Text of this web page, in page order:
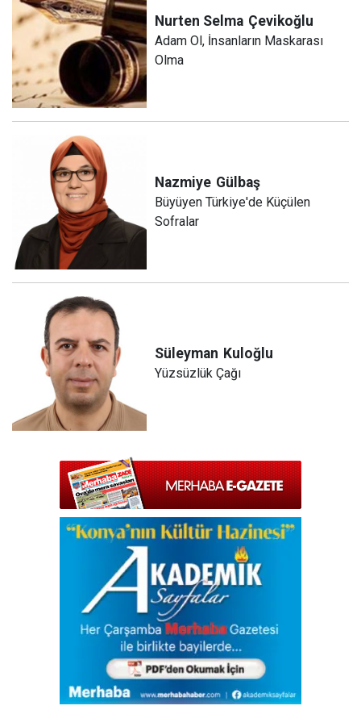
Nurten Selma Çevikoğlu
Adam Ol, İnsanların Maskarası
Olma
Nazmiye Gülbaş
Büyüyen Türkiye'de Küçülen
Sofralar
Süleyman Kuloğlu
Yüzsüzlük Çağı